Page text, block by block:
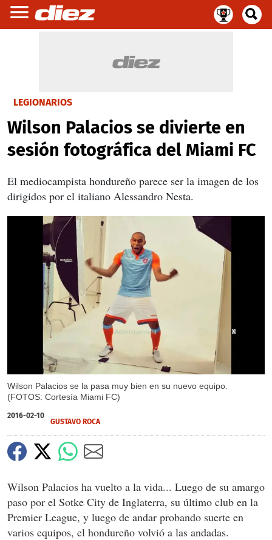
LEGIONARIOS
Wilson Palacios se divierte en
sesión fotográfica del Miami FC
El mediocampista hondureño parece ser la imagen de los
dirigidos por el italiano Alessandro Nesta.
Wilson Palacios se la pasa muy bien en su nuevo equipo.
(FOTOS: Cortesía Miami FC)
X
X
2016-02-10
GUSTAVO ROCA
Wilson Palacios ha vuelto a la vida... Luego de su amargo
paso por el Sotke City de Inglaterra, su último club en la
Premier League, y luego de andar probando suerte en
varios equipos, el hondureño volvió a las andadas.